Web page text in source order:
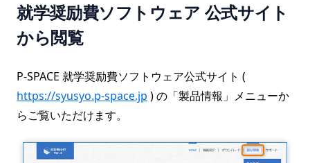
就学奨励費ソフトウェア 公式サイト
から閲覧
P-SPACE 就学奨励費ソフトウェア公式サイト (
https://syusyo.p-space.jp ) の「製品情報」メニューか
らご覧いただけます。